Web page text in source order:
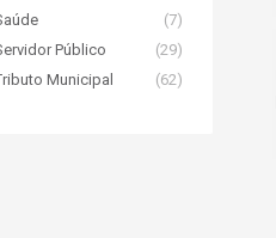
(7)
Público
(29)
Municipal
(62)